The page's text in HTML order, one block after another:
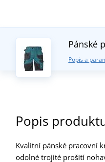
Pánské
Popis a
Popis
Kvalitní pánské pracovní
odolné trojité prošití